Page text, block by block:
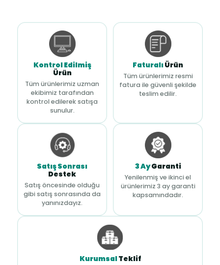
Kontrol Edilmiş
Ürün
Tüm ürünlerimiz uzman
ekibimiz tarafından
kontrol edilerek satışa
sunulur.
FaturalıÜrün
Tüm ürünlerimiz resmi
fatura ile güvenli şekilde
teslim edilir.
Satış Sonrası
Destek
Satış öncesinde olduğu
gibi satış sonrasında da
yanınızdayız.
3 AyGaranti
Yenilenmiş ve ikinci el
ürünlerimiz 3 ay garanti
kapsamındadır.
KurumsalTeklif